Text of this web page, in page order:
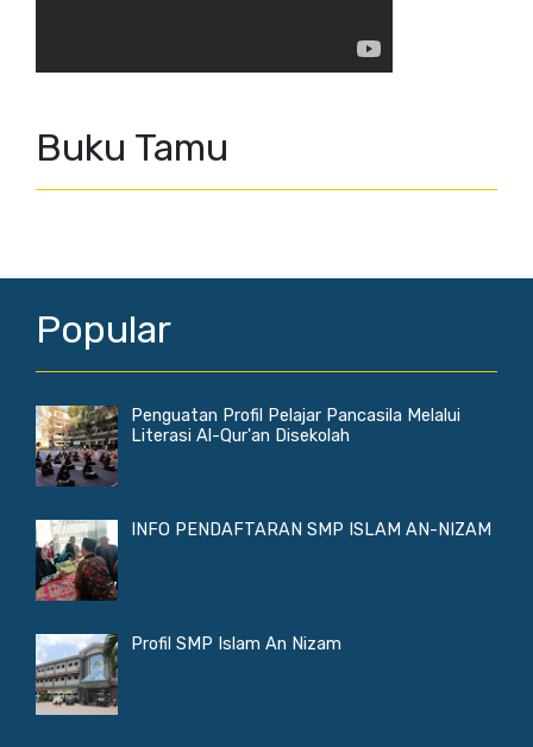
Buku Tamu
Popular
Penguatan Profil Pelajar Pancasila Melalui
Literasi Al-Qur'an Disekolah
INFO PENDAFTARAN SMP ISLAM AN-NIZAM
Profil SMP Islam An Nizam